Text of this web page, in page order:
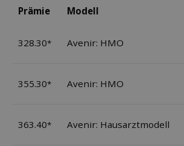
Prämie Modell
328.30* Avenir: HMO
355.30* Avenir: HMO
363.40* Avenir: Hausarztmodell